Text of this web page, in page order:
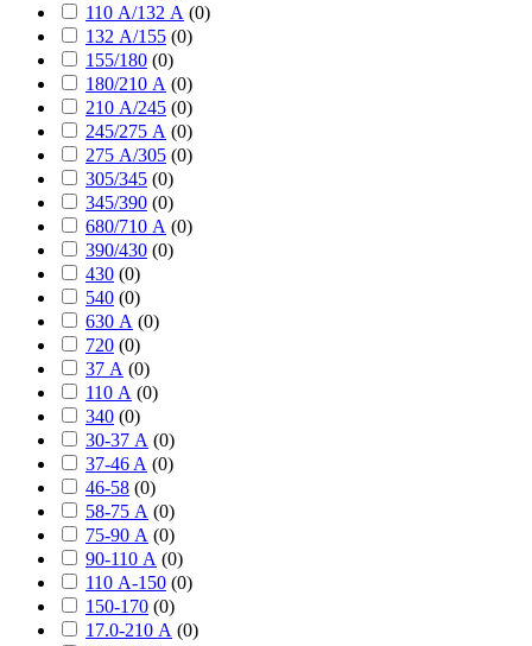
110 А/132 А (0)
132 А/155 (0)
155/180 (0)
180/210 А (0)
210 А/245 (0)
245/275 А (0)
275 А/305 (0)
305/345 (0)
345/390 (0)
680/710 А (0)
390/430 (0)
430 (0)
540 (0)
630 А (0)
720 (0)
37 А (0)
110 А (0)
340 (0)
30-37 А (0)
37-46 A (0)
46-58 (0)
58-75 А (0)
75-90 А (0)
90-110 А (0)
110 А-150 (0)
150-170 (0)
17.0-210 А (0)